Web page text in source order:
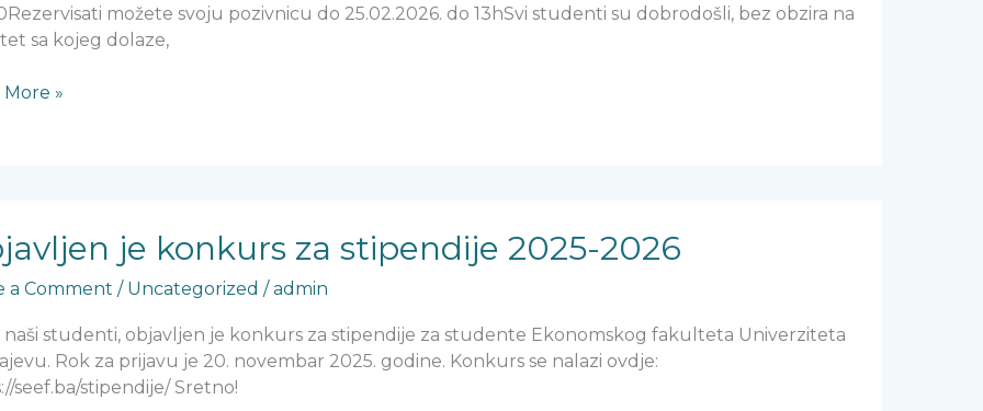
možete svoju pozivnicu do 25.02.2026. do 13hSvi studenti su dobrodošli, bez obzira na
sa kojeg dolaze,
More »
je konkurs za stipendije 2025-2026
a Comment / Uncategorized /admin
naši studenti, objavljen je konkurs za stipendije za studente Ekonomskog fakulteta Univerziteta
Rok za prijavu je 20. novembar 2025. godine. Konkurs se nalazi ovdje:
seef.ba/stipendije/ Sretno!